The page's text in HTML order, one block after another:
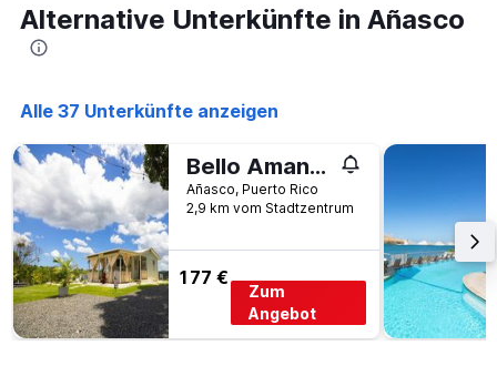
Alternative Unterkünfte in Añasco
Alle 37 Unterkünfte anzeigen
Bello Amanecer Guest House with Private Pool
Añasco, Puerto Rico
2,9 km vom Stadtzentrum
177 €
Zum
Angebot